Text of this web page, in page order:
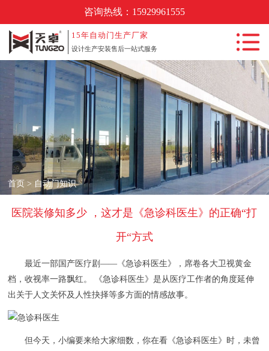
咨询热线： 15929961555
15年自动门生产厂家
设计生产安装售后一站式服务
首页
自动门产品中
自动门工程案
新闻动态
自动门知识
常见问题
关于我们
首页 > 自动门知识
医院装修知多少 ，这才是《急诊科医生》的正确“打
开“方式
最近一部国产医疗剧——《急诊科医生》，席卷各大卫视黄金
档，收视率一路飘红。 《急诊科医生》是从医疗工作者的角度延伸
出关于人文关怀及人性抉择等多方面的情感故事。
但今天，小编要来给大家细数，你在看《急诊科医生》时，未曾